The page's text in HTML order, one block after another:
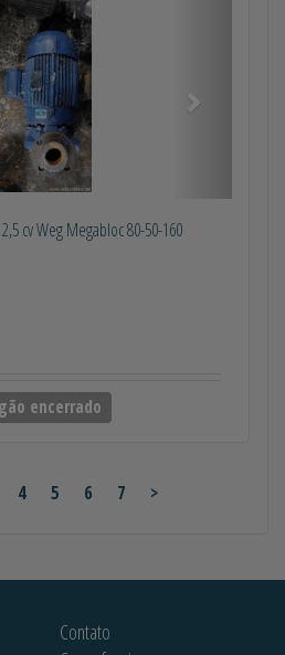
cv Weg Megabloc 80-50-160
encerrado
4 5 6 7 >
Contato